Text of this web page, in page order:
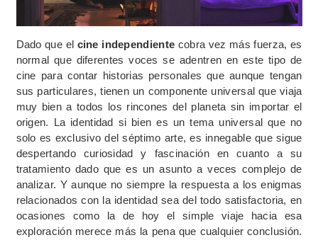
Dado que el cine independiente cobra vez más fuerza, es
normal que diferentes voces se adentren en este tipo de
cine para contar historias personales que aunque tengan
sus particulares, tienen un componente universal que viaja
muy bien a todos los rincones del planeta sin importar el
origen. La identidad si bien es un tema universal que no
solo es exclusivo del séptimo arte, es innegable que sigue
despertando curiosidad y fascinación en cuanto a su
tratamiento dado que es un asunto a veces complejo de
analizar. Y aunque no siempre la respuesta a los enigmas
relacionados con la identidad sea del todo satisfactoria, en
ocasiones como la de hoy el simple viaje hacia esa
exploración merece más la pena que cualquier conclusión.